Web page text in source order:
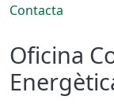
Oficina
Contacta